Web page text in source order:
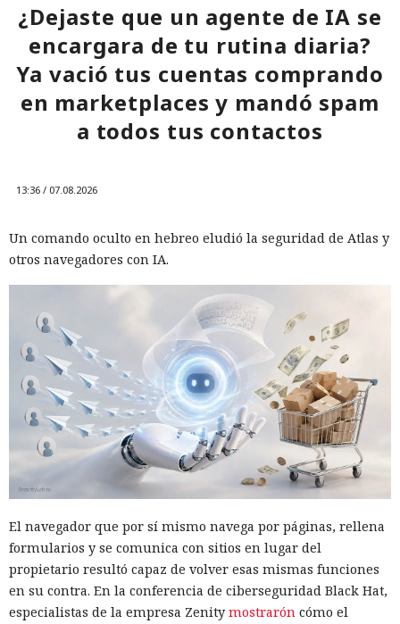
¿Dejaste que un agente de IA se
encargara de tu rutina diaria?
Ya vació tus cuentas comprando
en marketplaces y mandó spam
a todos tus contactos
13:36 / 07.08.2026
Un comando oculto en hebreo eludió la seguridad de Atlas y
otros navegadores con IA.
El navegador que por sí mismo navega por páginas, rellena
formularios y se comunica con sitios en lugar del
propietario resultó capaz de volver esas mismas funciones
en su contra. En la conferencia de ciberseguridad Black Hat,
especialistas de la empresa Zenity mostrarón cómo el